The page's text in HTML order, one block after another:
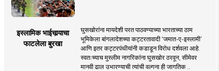
इस्लामिक भाईचार्‍याचा
फाटलेला बुरखा
घुसखोरांना मायदेशी परत पाठवण्याच्या भारताच्या ठाम
भूमिकेला बांगलादेशच्या कट्टरतावादी ‘जमात-ए-इस्लामी’
आणि इतर कट्टरपंथीयांनी कडाडून विरोध दर्शवला आहे.
स्वतःच्याच मुस्लीम नागरिकांना घुसखोर ठरवून, सीमेवर
मानवी ढाल उभारण्याची त्यांची वल्गना ही जागतिक ..